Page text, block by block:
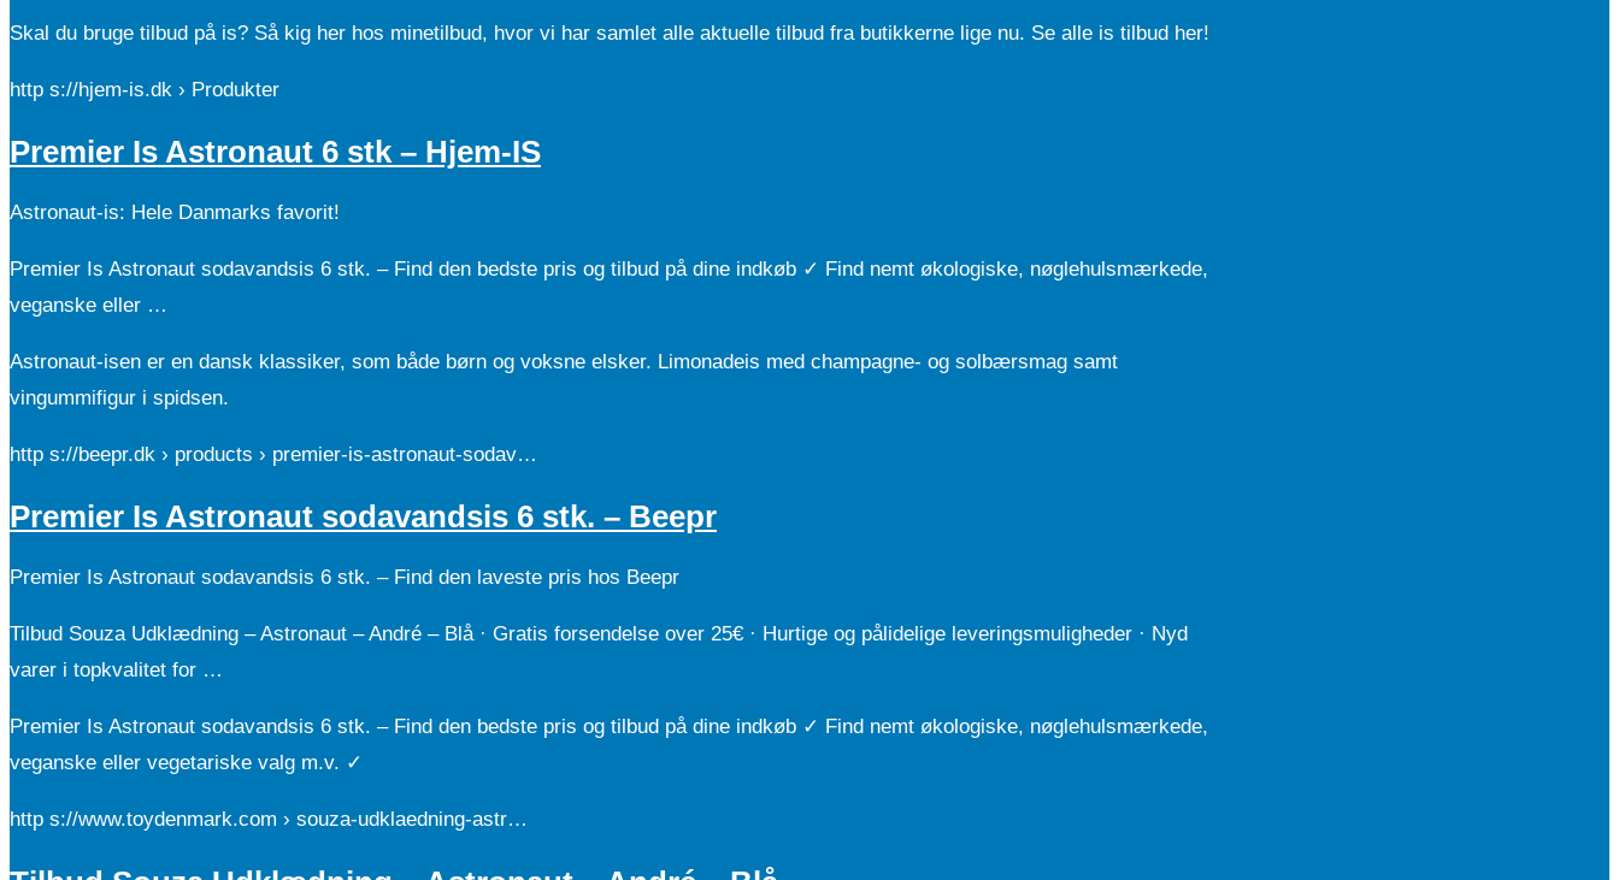
Skal du bruge tilbud på is? Så kig her hos minetilbud, hvor vi har samlet alle aktuelle tilbud fra butikkerne lige nu. Se alle is tilbud her!
http s://hjem-is.dk › Produkter
Premier Is Astronaut 6 stk – Hjem-IS
Astronaut-is: Hele Danmarks favorit!
Premier Is Astronaut sodavandsis 6 stk. – Find den bedste pris og tilbud på dine indkøb ✓ Find nemt økologiske, nøglehulsmærkede,
veganske eller …
Astronaut-isen er en dansk klassiker, som både børn og voksne elsker. Limonadeis med champagne- og solbærsmag samt
vingummifigur i spidsen.
http s://beepr.dk › products › premier-is-astronaut-sodav…
Premier Is Astronaut sodavandsis 6 stk. – Beepr
Premier Is Astronaut sodavandsis 6 stk. – Find den laveste pris hos Beepr
Tilbud Souza Udklædning – Astronaut – André – Blå · Gratis forsendelse over 25€ · Hurtige og pålidelige leveringsmuligheder · Nyd
varer i topkvalitet for …
Premier Is Astronaut sodavandsis 6 stk. – Find den bedste pris og tilbud på dine indkøb ✓ Find nemt økologiske, nøglehulsmærkede,
veganske eller vegetariske valg m.v. ✓
http s://www.toydenmark.com › souza-udklaedning-astr…